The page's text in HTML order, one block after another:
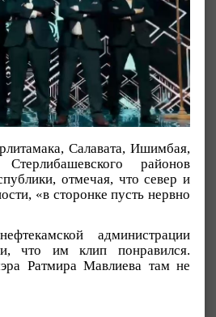
Салавата, Ишимбая,
районов
отмечая, что север и
«в сторонке пусть нервно
администрации
что им клип понравился.
Ратмира Мавлиева там не